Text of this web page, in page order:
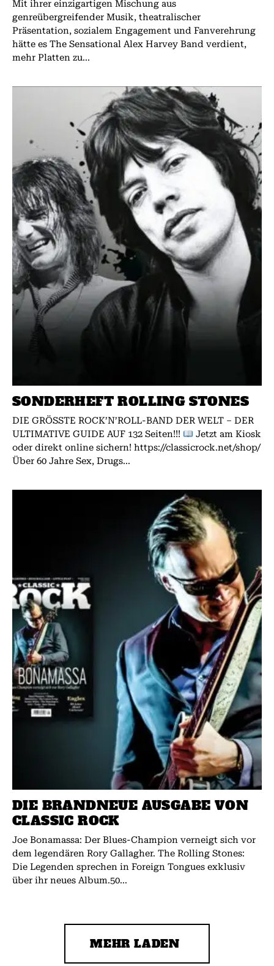
Mit ihrer einzigartigen Mischung aus
genreübergreifender Musik, theatralischer
Präsentation, sozialem Engagement und Fanverehrung
hätte es The Sensational Alex Harvey Band verdient,
mehr Platten zu...
SONDERHEFT ROLLING STONES
DIE GRÖSSTE ROCK’N’ROLL-BAND DER WELT – DER
ULTIMATIVE GUIDE AUF 132 Seiten!!!
Jetzt am Kiosk
oder direkt online sichern! https://classicrock.net/shop/
Über 60 Jahre Sex, Drugs...
DIE BRANDNEUE AUSGABE VON
CLASSIC ROCK
Joe Bonamassa: Der Blues-Champion verneigt sich vor
dem legendären Rory Gallagher. The Rolling Stones:
Die Legenden sprechen in Foreign Tongues exklusiv
über ihr neues Album.50...
MEHR LADEN